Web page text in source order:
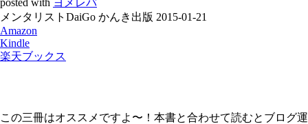
メンタリストDaiGo かんき出版 2015-01-21
Amazon
Kindle
楽天ブックス
この三冊はオススメですよ〜！本書と合わせて読むとブログ運